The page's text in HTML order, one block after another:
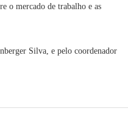
o mercado de trabalho e as
Silva, e pelo coordenador